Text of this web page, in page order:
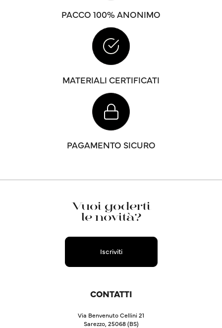
PACCO 100% ANONIMO
MATERIALI CERTIFICATI
PAGAMENTO SICURO
Vuoi goderti
le novità?
Iscriviti
CONTATTI
Via Benvenuto Cellini 21
Sarezzo, 25068 (BS)